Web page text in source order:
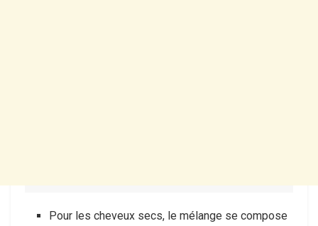
Pour les cheveux secs, le mélange se compose